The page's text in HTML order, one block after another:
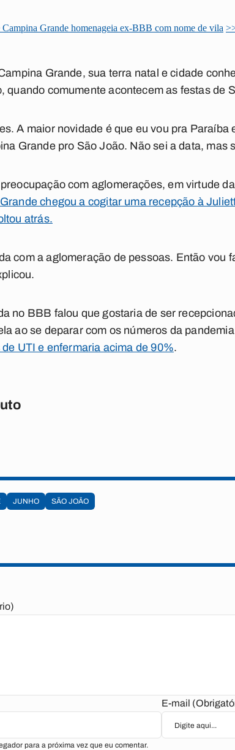
Grande homenageia ex-BBB com nome de vila
Grande, sua terra natal e cidade
quando comumente acontecem as festas de
A maior novidade é que eu vou pra
Grande pro São João. Não sei a data, mas
com aglomerações, em virtude
chegou a cogitar uma recepção à
atrás.
com a aglomeração de pessoas. Então vou
no BBB falou que gostaria de ser
ao se deparar com os números da
UTI e enfermaria acima de 90%.
JUNHO SÃO JOÃO
E-mail
para a próxima vez que eu comentar.